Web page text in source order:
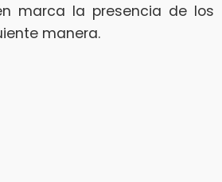
marca la presencia de los
manera.